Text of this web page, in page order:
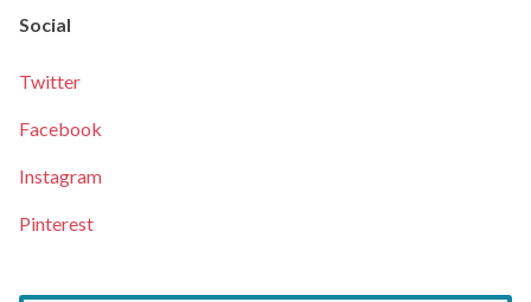
Social
Twitter
Facebook
Instagram
Pinterest